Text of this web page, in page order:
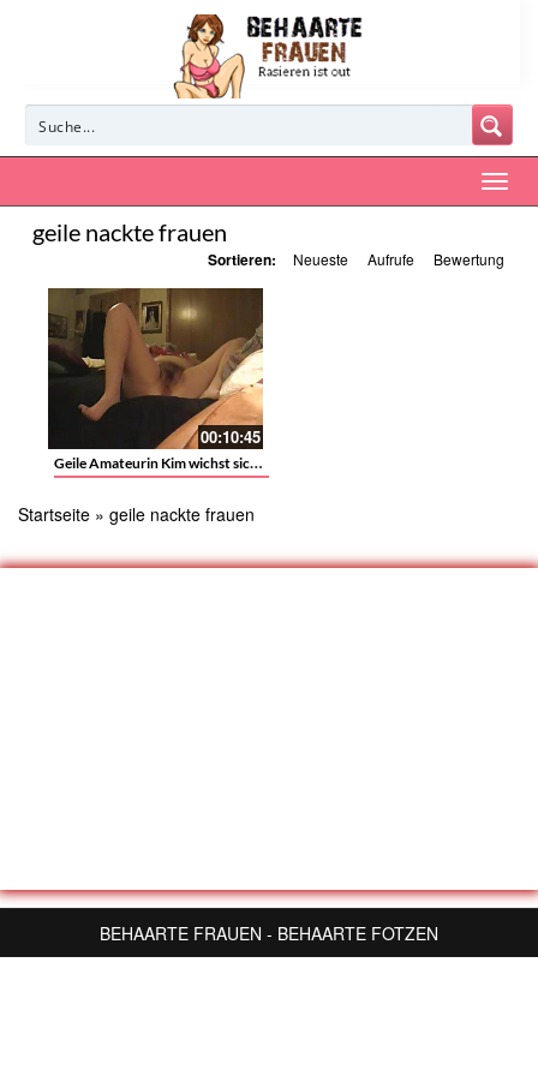
geile nackte frauen
Sortieren: Neueste Aufrufe Bewertung
00:10:45
Geile Amateurin Kim wichst sich einen ab
Startseite » geile nackte frauen
BEHAARTE FRAUEN - BEHAARTE FOTZEN